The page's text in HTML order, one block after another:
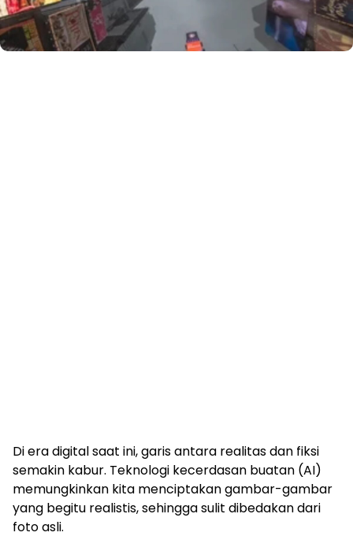
Di era digital saat ini, garis antara realitas dan fiksi
semakin kabur. Teknologi kecerdasan buatan (AI)
memungkinkan kita menciptakan gambar-gambar
yang begitu realistis, sehingga sulit dibedakan dari
foto asli.